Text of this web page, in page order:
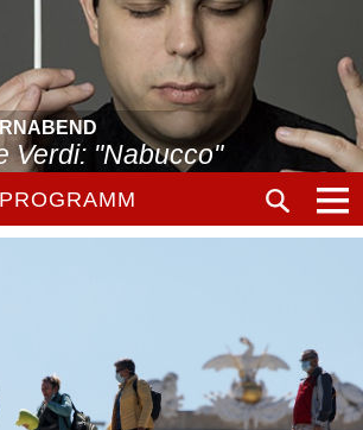
Verdi: "Nabucco"
PROGRAMM